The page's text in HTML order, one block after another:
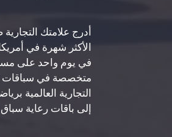
أدرج علامتك
الأكثر شهرة في
التجارية العالمية
إلى باقات رعاية سباق Indy 500 المصممة خصيصًا لتتناسب مع أهدافك التجارية